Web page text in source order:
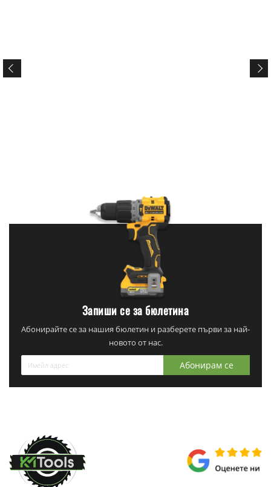
Запиши се за бюлетина
Абонирайте се за нашия бюлетин и разберете първи за най-
новото от нас.
Абонирам се